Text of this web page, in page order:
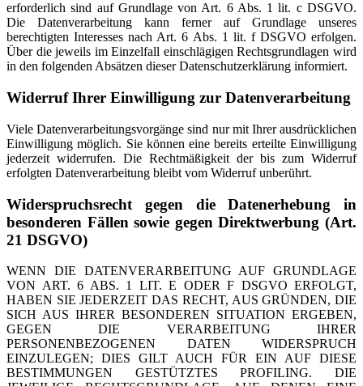
erforderlich sind auf Grundlage von Art. 6 Abs. 1 lit. c DSGVO.
Die Datenverarbeitung kann ferner auf Grundlage unseres
berechtigten Interesses nach Art. 6 Abs. 1 lit. f DSGVO erfolgen.
Über die jeweils im Einzelfall einschlägigen Rechtsgrundlagen wird
in den folgenden Absätzen dieser Datenschutzerklärung informiert.
Widerruf Ihrer Einwilligung zur Datenverarbeitung
Viele Datenverarbeitungsvorgänge sind nur mit Ihrer ausdrücklichen
Einwilligung möglich. Sie können eine bereits erteilte Einwilligung
jederzeit widerrufen. Die Rechtmäßigkeit der bis zum Widerruf
erfolgten Datenverarbeitung bleibt vom Widerruf unberührt.
Widerspruchsrecht gegen die Datenerhebung in
besonderen Fällen sowie gegen Direktwerbung (Art.
21 DSGVO)
WENN DIE DATENVERARBEITUNG AUF GRUNDLAGE
VON ART. 6 ABS. 1 LIT. E ODER F DSGVO ERFOLGT,
HABEN SIE JEDERZEIT DAS RECHT, AUS GRÜNDEN, DIE
SICH AUS IHRER BESONDEREN SITUATION ERGEBEN,
GEGEN DIE VERARBEITUNG IHRER
PERSONENBEZOGENEN DATEN WIDERSPRUCH
EINZULEGEN; DIES GILT AUCH FÜR EIN AUF DIESE
BESTIMMUNGEN GESTÜTZTES PROFILING. DIE